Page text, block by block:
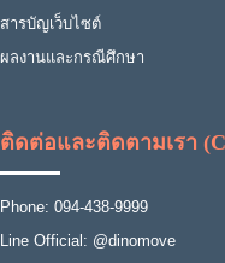
สารบัญเว็บไซต์
ผลงานและกรณีศึกษา
ติดต่อและติดตามเรา
Phone: 094-438-9999
Line Official: @dinomove